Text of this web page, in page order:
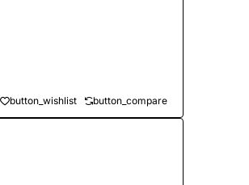
button_wishlist button_compare